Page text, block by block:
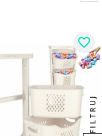
favorite_border
FILTRUJ